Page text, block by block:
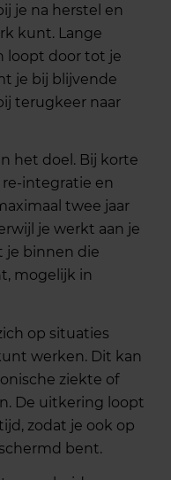
je na herstel en
kunt. Lange
loopt door tot je
je bij blijvende
terugkeer naar
het doel. Bij korte
integratie en
twee jaar
je werkt aan je
je binnen die
mogelijk in
op situaties
werken. Dit kan
ziekte of
De uitkering loopt
zodat je ook op
bent.